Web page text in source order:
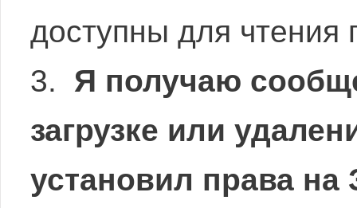
доступны для чтения
3. Я получаю
загрузке или
установил права на